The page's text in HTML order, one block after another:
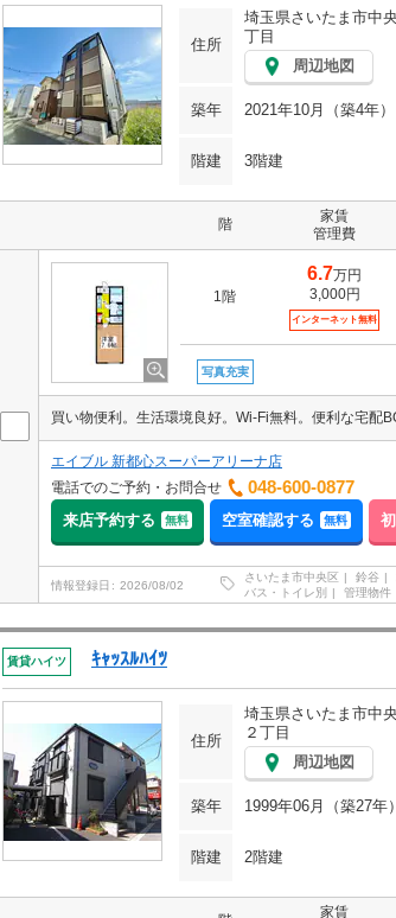
住所
埼玉県さいたま市中
丁目
周辺地図
築年 2021年10月（築4年）
階建 3階建
階
家賃
管理費
1階
6.7万円
3,000円
インターネット無料
写真充実
エイブル 新都心スーパーアリーナ店
電話でのご予約・お問合せ
048-600-0877
来店予約する 無料 空室確認する 無料
情報登録日 2026/08/02
さいたま市中央区 鈴谷
バス・トイレ別
管理物件
賃貸ハイツ ｷｬｯｽﾙﾊｲﾂ
住所
埼玉県さいたま市中
２丁目
周辺地図
築年 1999年06月（築27年）
階建 2階建
家賃